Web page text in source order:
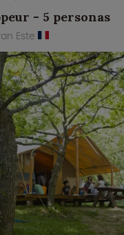
- 5 personas
Este